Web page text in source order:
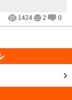
1424
2 0